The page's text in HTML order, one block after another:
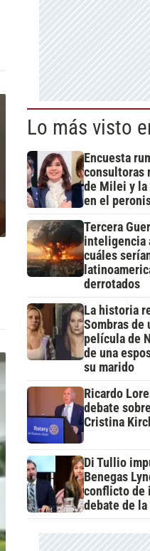
Lo más visto
Encuesta
consultoras
de Milei y
en el
Tercera
inteligencia
cuáles
derrotados
La historia
Sombras de
película de
de una
su marido
Ricardo
debate
Cristina
Di Tullio
Benegas
conflicto de
debate de